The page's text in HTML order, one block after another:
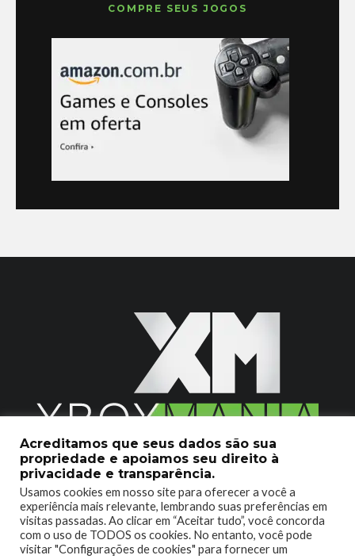
COMPRE SEUS JOGOS
2020 © Xboxmania. Todos os Direitos Reservados.
SOBRE O XBOX MANIA CONTATO
ENCONTROU UM PROBLEMA?
Acreditamos que seus dados são sua
propriedade e apoiamos seu direito à
privacidade e transparência.
Usamos cookies em nosso site para oferecer a você a
experiência mais relevante, lembrando suas preferências em
visitas passadas. Ao clicar em “Aceitar tudo”, você concorda
com o uso de TODOS os cookies. No entanto, você pode
visitar "Configurações de cookies" para fornecer um